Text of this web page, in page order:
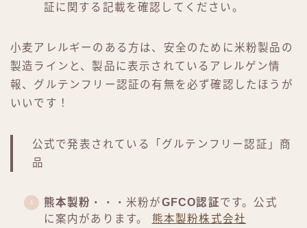
証に関する記載を確認してください。
小麦アレルギーのある方は、安全のために米粉製品の
製造ラインと、製品に表示されているアレルゲン情
報、グルテンフリー認証の有無を必ず確認したほうが
いいです！
公式で発表されている「グルテンフリー認証」商
品
熊本製粉 ・・・米粉がGFCO認証です。公式
に案内があります。 熊本製粉株式会社